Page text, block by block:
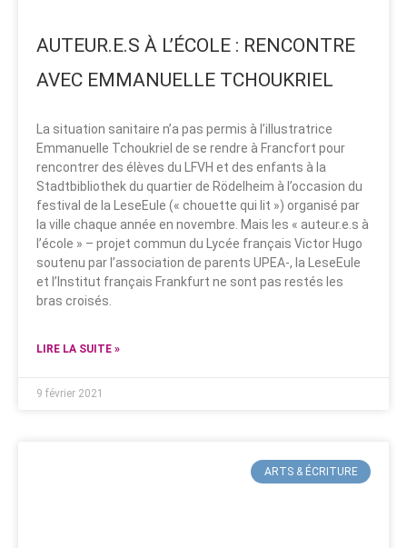
AUTEUR.E.S À L’ÉCOLE : RENCONTRE
AVEC EMMANUELLE TCHOUKRIEL
La situation sanitaire n’a pas permis à l’illustratrice
Emmanuelle Tchoukriel de se rendre à Francfort pour
rencontrer des élèves du LFVH et des enfants à la
Stadtbibliothek du quartier de Rödelheim à l’occasion du
festival de la LeseEule (« chouette qui lit ») organisé par
la ville chaque année en novembre. Mais les « auteur.e.s à
l’école » – projet commun du Lycée français Victor Hugo
soutenu par l’association de parents UPEA-, la LeseEule
et l’Institut français Frankfurt ne sont pas restés les
bras croisés.
LIRE LA SUITE »
9 février 2021
ARTS & ÉCRITURE